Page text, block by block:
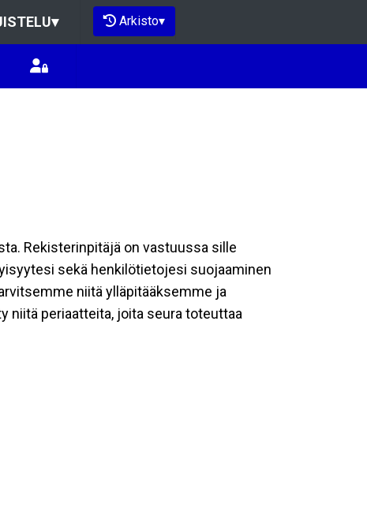
▾ Arkisto▾
Rekisterinpitäjä on vastuussa sille
sekä henkilötietojesi suojaaminen
niitä ylläpitääksemme ja
niitä periaatteita, joita seura toteuttaa